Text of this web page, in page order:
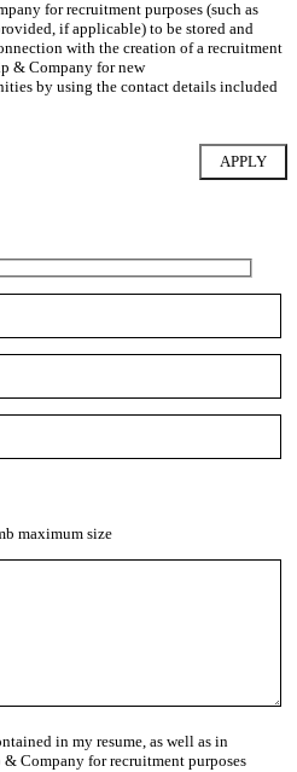
for recruitment purposes (such as
if applicable) to be stored and
with the creation of a recruitment
& Company for new
by using the contact details included
maximum size
in my resume, as well as in
Company for recruitment purposes